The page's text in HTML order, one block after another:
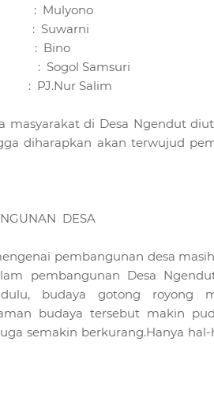
: Mulyono
: Suwarni
: Bino
Sogol Samsuri
Salim
masyarakat di Desa Ngendut
diharapkan akan terwujud
DESA
pembangunan desa
pembangunan Desa
budaya gotong royong
budaya tersebut makin
semakin berkurang.Hanya